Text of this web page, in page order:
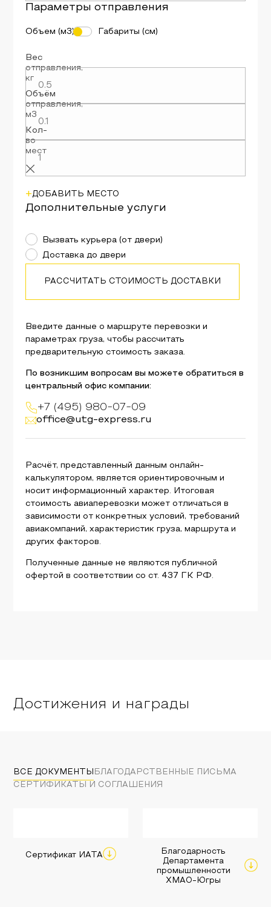
Введите данные о маршруте перевозки и
параметрах груза, чтобы рассчитать
предварительную стоимость заказа.
По возникшим вопросам вы можете обратиться в
центральный офис компании:
+7 (495) 980-07-09
office@utg-express.ru
Расчёт, представленный данным онлайн-
калькулятором, является ориентировочным и
носит информационный характер. Итоговая
стоимость авиаперевозки может отличаться в
зависимости от конкретных условий, требований
авиакомпаний, характеристик груза, маршрута и
других факторов.
Полученные данные не являются публичной
офертой в соответствии со ст. 437 ГК РФ.
Параметрыотправления
Объем (м3) Габариты (см)
Вес
отправления,
кг
Объём
отправления,
м3
Кол-
во
мест
+ДОБАВИТЬ МЕСТО
Дополнительные услуги
Вызвать курьера (от двери)
Доставка до двери
РАССЧИТАТЬ СТОИМОСТЬ ДОСТАВКИ
Достижения и награды
ВСЕ ДОКУМЕНТЫ БЛАГОДАРСТВЕННЫЕ ПИСЬМА
СЕРТИФИКАТЫ И СОГЛАШЕНИЯ
Сертификат ИАТА
Благодарность
Департамента
промышленности
ХМАО-Югры